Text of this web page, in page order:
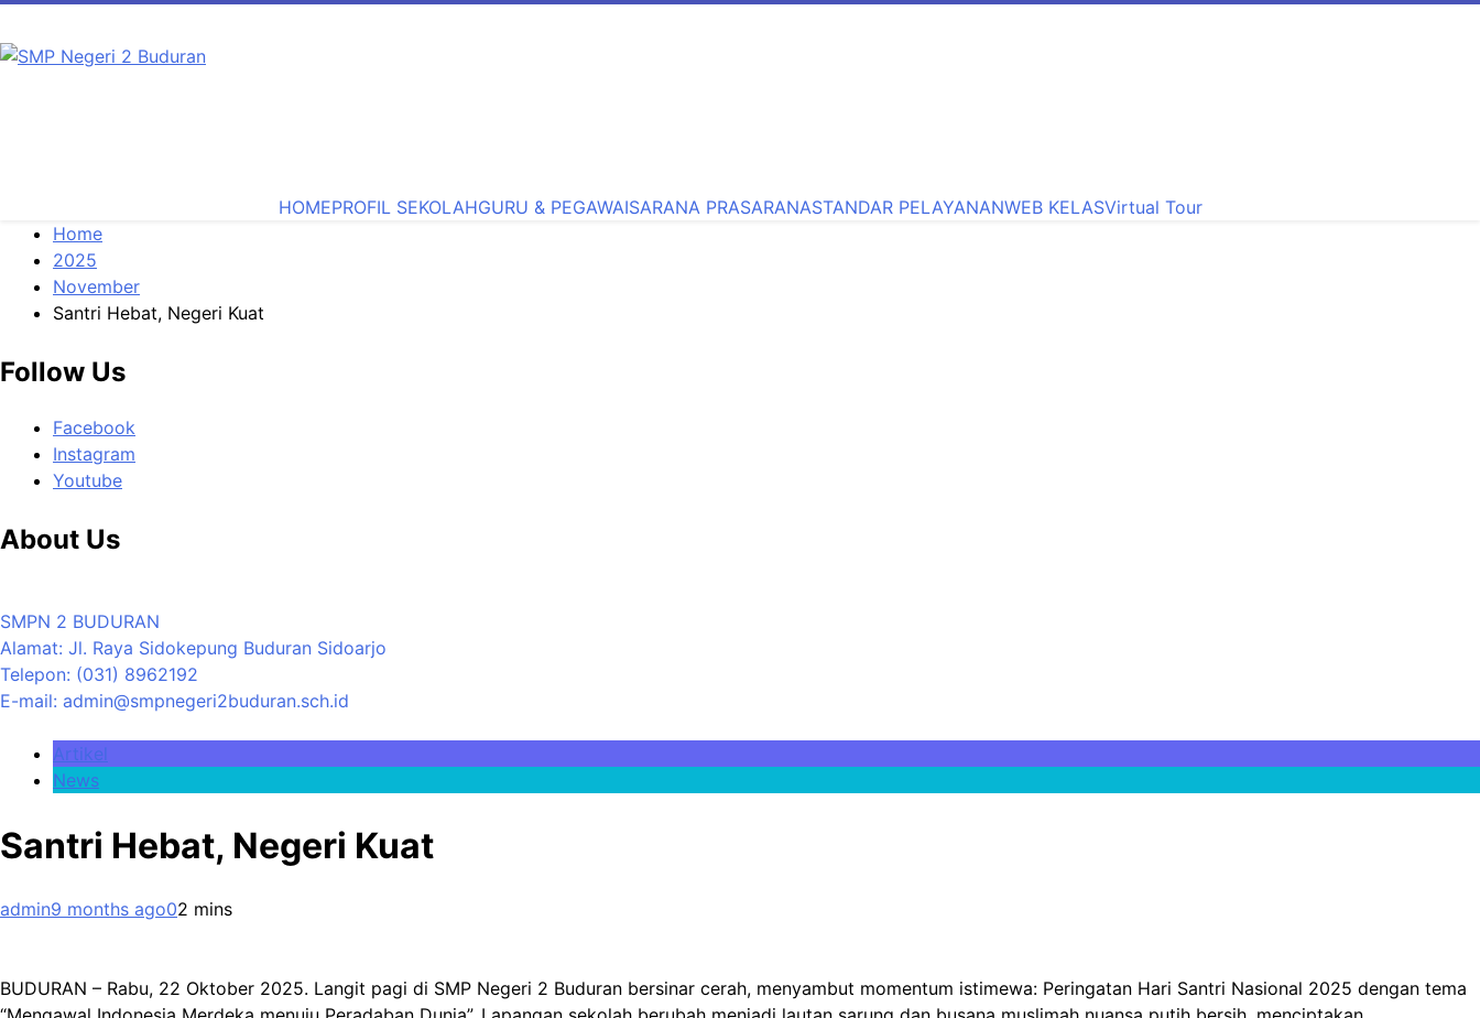
HOMEPROFIL SEKOLAHGURU & PEGAWAISARANA PRASARANASTANDAR PELAYANANWEB KELASVirtual Tour
Home
2025
November
Santri Hebat, Negeri Kuat
Follow Us
Facebook
Instagram
Youtube
About Us
SMPN 2 BUDURAN
Alamat: Jl. Raya Sidokepung Buduran Sidoarjo
Telepon: (031) 8962192
E-mail: admin@smpnegeri2buduran.sch.id
Artikel
News
Santri Hebat, Negeri Kuat
admin9 months ago02 mins
BUDURAN – Rabu, 22 Oktober 2025. Langit pagi di SMP Negeri 2 Buduran bersinar cerah, menyambut momentum istimewa: Peringatan Hari Santri Nasional 2025 dengan tema